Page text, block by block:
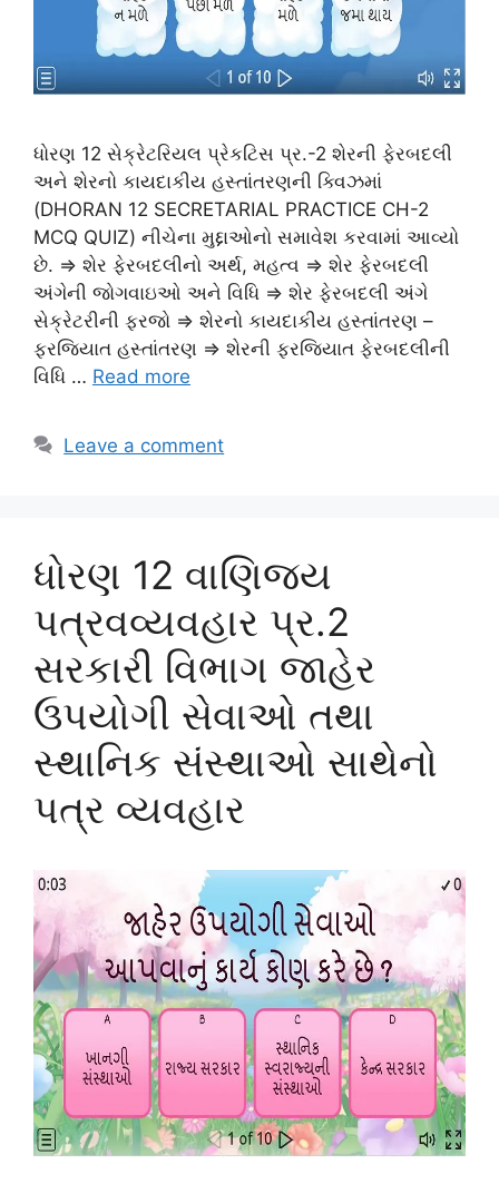
ધોરણ 12 સેક્રેટરિયલ પ્રેકટિસ પ્ર.-2 શેરની ફેરબદલી
અને શેરનો કાયદાકીય હસ્તાંતરણની ક્વિઝમાં
(DHORAN 12 SECRETARIAL PRACTICE CH-2
MCQ QUIZ) નીચેના મુદ્દાઓનો સમાવેશ કરવામાં આવ્યો
છે. ⇒ શેર ફેરબદલીનો અર્થ, મહત્વ ⇒ શેર ફેરબદલી
અંગેની જોગવાઇઓ અને વિધિ ⇒ શેર ફેરબદલી અંગે
સેક્રેટરીની ફરજો ⇒ શેરનો કાયદાકીય હસ્તાંતરણ –
ફરજિયાત હસ્તાંતરણ ⇒ શેરની ફરજિયાત ફેરબદલીની
વિધિ … Read more
Leave a comment
ધોરણ 12 વાણિજય
પત્રવવ્યવહાર પ્ર.2
સરકારી વિભાગ જાહેર
ઉપયોગી સેવાઓ તથા
સ્થાનિક સંસ્થાઓ સાથેનો
પત્ર વ્યવહાર